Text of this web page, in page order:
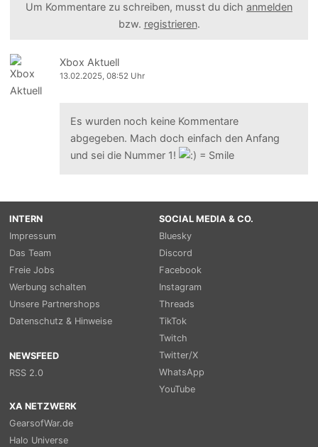
Um Kommentare zu schreiben, musst du dich anmelden
bzw. registrieren.
Xbox Aktuell
13.02.2025, 08:52 Uhr
Es wurden noch keine Kommentare
abgegeben. Mach doch einfach den Anfang
und sei die Nummer 1!
INTERN
Impressum
Das Team
Freie Jobs
Werbung schalten
Unsere Partnershops
Datenschutz & Hinweise
NEWSFEED
RSS 2.0
SOCIAL MEDIA & CO.
Bluesky
Discord
Facebook
Instagram
Threads
TikTok
Twitch
Twitter/X
WhatsApp
YouTube
XA NETZWERK
GearsofWar.de
Halo Universe